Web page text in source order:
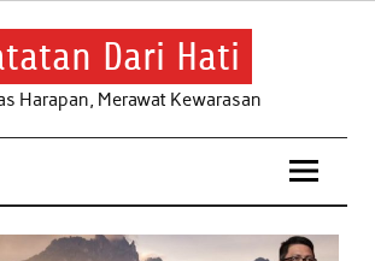
Dari Hati
Harapan, Merawat Kewarasan